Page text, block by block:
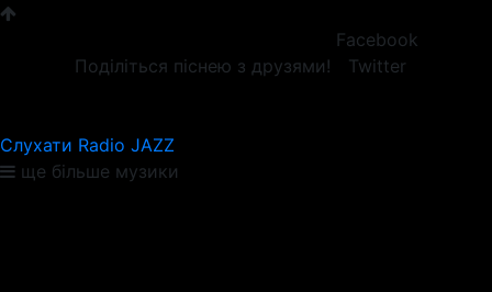
Поділіться піснею з друзями!
Facebook
Twitter
Слухати Radio JAZZ
ще більше музики